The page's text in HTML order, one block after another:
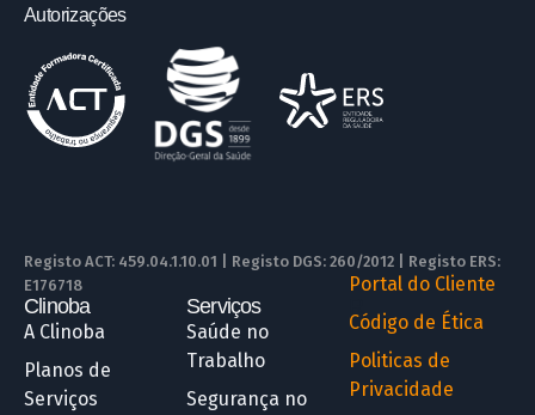
Autorizações
Registo ACT: 459.04.1.10.01 | Registo DGS: 260/2012 | Registo ERS:
E176718
Clinoba
A Clinoba
Planos de
Serviços
Serviços
Saúde no
Trabalho
Segurança no
Portal do Cliente
Código de Ética
Politicas de
Privacidade